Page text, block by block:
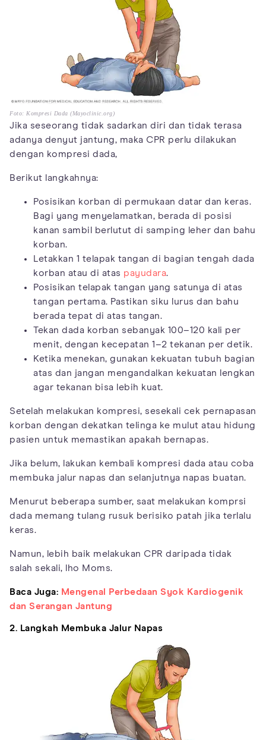
Foto: Kompresi Dada (Mayoclinic.org)
Jika seseorang tidak sadarkan diri dan tidak terasa
adanya denyut jantung, maka CPR perlu dilakukan
dengan kompresi dada,
Berikut langkahnya:
Posisikan korban di permukaan datar dan keras.
Bagi yang menyelamatkan, berada di posisi
kanan sambil berlutut di samping leher dan bahu
korban.
Letakkan 1 telapak tangan di bagian tengah dada
korban atau di atas payudara.
Posisikan telapak tangan yang satunya di atas
tangan pertama. Pastikan siku lurus dan bahu
berada tepat di atas tangan.
Tekan dada korban sebanyak 100–120 kali per
menit, dengan kecepatan 1–2 tekanan per detik.
Ketika menekan, gunakan kekuatan tubuh bagian
atas dan jangan mengandalkan kekuatan lengkan
agar tekanan bisa lebih kuat.
Setelah melakukan kompresi, sesekali cek pernapasan
korban dengan dekatkan telinga ke mulut atau hidung
pasien untuk memastikan apakah bernapas.
Jika belum, lakukan kembali kompresi dada atau coba
membuka jalur napas dan selanjutnya napas buatan.
Menurut beberapa sumber, saat melakukan komprsi
dada memang tulang rusuk berisiko patah jika terlalu
keras.
Namun, lebih baik melakukan CPR daripada tidak
salah sekali, lho Moms.
Baca Juga: Mengenal Perbedaan Syok Kardiogenik
dan Serangan Jantung
2. Langkah Membuka Jalur Napas